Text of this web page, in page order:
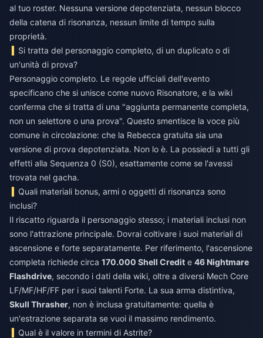
al tuo roster. Nessuna versione depotenziata, nessun blocco
della catena di risonanza, nessun limite di tempo sulla
proprietà.
Si tratta del personaggio completo, di un duplicato o di
un'unità di prova?
Personaggio completo. Le regole ufficiali dell'evento
specificano che si unisce come nuovo Risonatore, e la wiki
conferma che si tratta di una "aggiunta permanente completa,
non un selettore o una prova". Questo smentisce la voce più
comune in circolazione: che la Rebecca gratuita sia una
versione di prova depotenziata. Non lo è. La possiedi a tutti gli
effetti alla Sequenza 0 (S0), esattamente come se l'avessi
trovata nel gacha.
Quali materiali bonus, armi o oggetti di risonanza sono
inclusi?
Il riscatto riguarda il personaggio stesso; i materiali inclusi non
sono l'attrazione principale. Dovrai coltivare i suoi materiali di
ascensione e forte separatamente. Per riferimento, l'ascensione
completa richiede circa 170.000 Shell Credit e 46 Nightmare
Flashdrive, secondo i dati della wiki, oltre a diversi Mech Core
LF/MF/HF/FF per i suoi talenti Forte. La sua arma distintiva,
Skull Thrasher, non è inclusa gratuitamente: quella è
un'estrazione separata se vuoi il massimo rendimento.
Qual è il valore in termini di Astrite?